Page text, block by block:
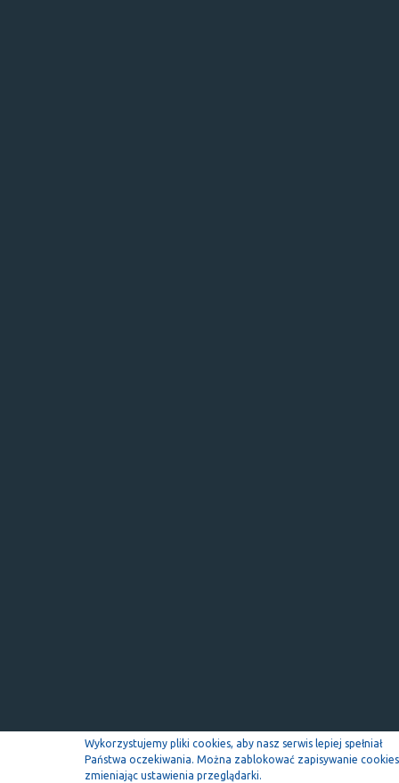
Wykorzystujemy pliki cookies, aby nasz serwis lepiej spełniał
Państwa oczekiwania. Można zablokować zapisywanie
zmieniając ustawienia przeglądarki.